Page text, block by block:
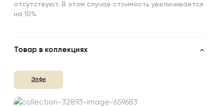
отсутствуют. В этом случае стоимость увеличивается
на 10%
Товар в коллекциях
Элфи